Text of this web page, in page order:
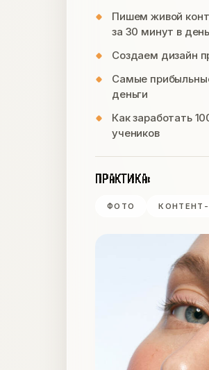
Пишем живой
за 30 минут в день
Создаем дизайн
Самые
деньги
Как заработать
учеников
ПРАКТИКА:
ФОТО